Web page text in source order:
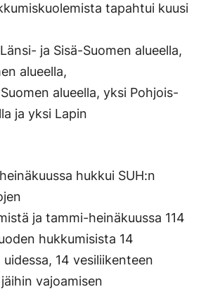
tapahtui kuusi
ja Sisä-Suomen alueella,
alueella,
alueella, yksi Pohjois-
ja yksi Lapin
hukkui SUH:n
ja tammi-heinäkuussa 114
hukkumisista 14
14 vesiliikenteen
vajoamisen